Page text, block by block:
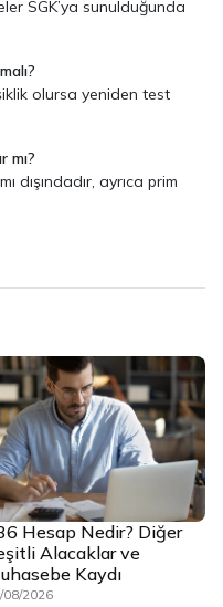
SGK’ya sunulduğunda
olursa yeniden test
mı?
dışındadır, ayrıca prim
Hesap Nedir? Diğer
Alacaklar ve
Kaydı
08/2026